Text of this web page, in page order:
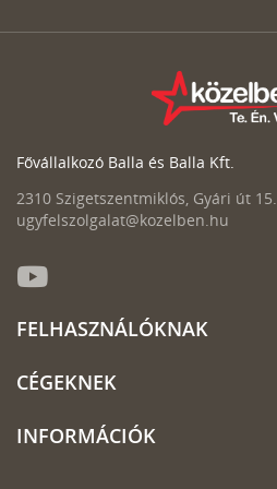
Fővállalkozó Balla és Balla Kft.
2310 Szigetszentmiklós, Gyári út 15.
ugyfelszolgalat@kozelben.hu
FELHASZNÁLÓKNAK
CÉGEKNEK
INFORMÁCIÓK